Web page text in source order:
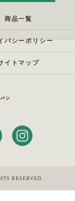
商品一覧
バシーポリシー
イトマップ
RESERVED.